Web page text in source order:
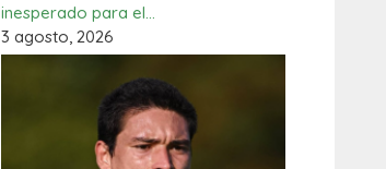
inesperado para el…
3 agosto, 2026